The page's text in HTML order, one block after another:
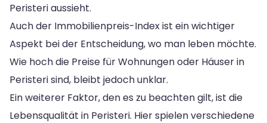
Peristeri aussieht.
Auch der Immobilienpreis-Index ist ein wichtiger
Aspekt bei der Entscheidung, wo man leben möchte.
Wie hoch die Preise für Wohnungen oder Häuser in
Peristeri sind, bleibt jedoch unklar.
Ein weiterer Faktor, den es zu beachten gilt, ist die
Lebensqualität in Peristeri. Hier spielen verschiedene